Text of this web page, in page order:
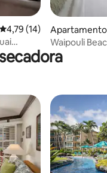
4,79 de uma avaliação
4,79 (14)
Apartamento
Waipouli